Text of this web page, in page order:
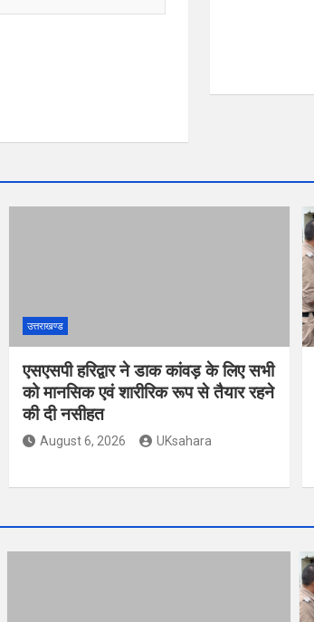
उत्तराखण्ड
एसएसपी हरिद्वार ने डाक कांवड़ के लिए सभी
को मानसिक एवं शारीरिक रूप से तैयार रहने
की दी नसीहत
August 6, 2026 UKsahara